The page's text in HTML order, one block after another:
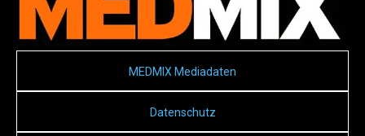
MEDMIX Mediadaten
Datenschutz